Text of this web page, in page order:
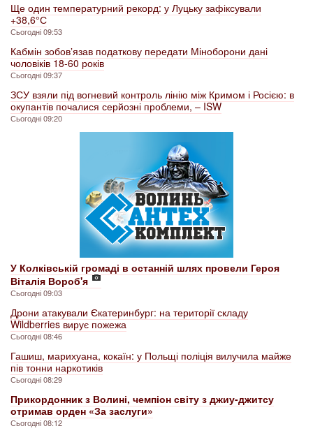
Ще один температурний рекорд: у Луцьку зафіксували
+38,6° С
Сьогодні 09:53
Кабмін зобовʼязав податкову передати Міноборони дані
чоловіків 18-60 років
Сьогодні 09:37
ЗСУ взяли під вогневий контроль лінію між Кримом і Росією: в
окупантів почалися серйозні проблеми, – ISW
Сьогодні 09:20
У Колківській громаді в останній шлях провели Героя
Віталія Вороб'я
Сьогодні 09:03
Дрони атакували Єкатеринбург: на території складу
Wildberries вирує пожежа
Сьогодні 08:46
Гашиш, марихуана, кокаїн: у Польщі поліція вилучила майже
пів тонни наркотиків
Сьогодні 08:29
Прикордонник з Волині, чемпіон світу з джиу-джитсу
отримав орден «За заслуги»
Сьогодні 08:12